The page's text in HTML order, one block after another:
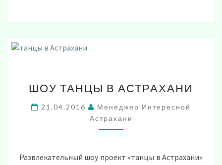
ТАНЦЫ
АСТРАХАНИ
ШОУ ТАНЦЫ В АСТРАХАНИ
21.04.2016
Менеджер Интересной
Астрахани
Развлекательный шоу проект «танцы в Астрахани»